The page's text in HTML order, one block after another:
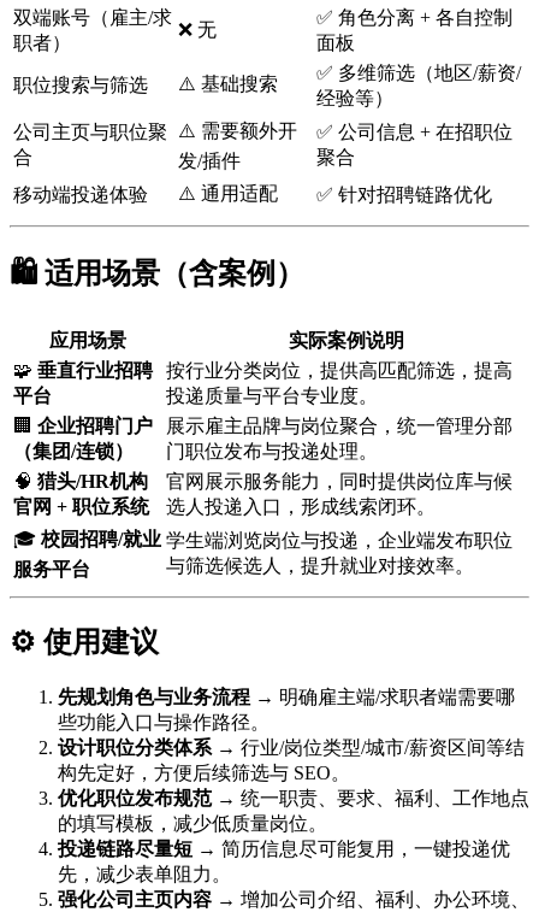
双端账号（雇主/求
职者）
❌ 无
✅ 角色分离 + 各自控制
面板
职位搜索与筛选 ⚠️ 基础搜索
✅ 多维筛选（地区/薪资/
经验等）
公司主页与职位聚
合
⚠️ 需要额外开
发/插件
✅ 公司信息 + 在招职位
聚合
移动端投递体验
⚠️ 通用适配 ✅ 针对招聘链路优化
🛍️ 适用场景（含案例）
应用场景
实际案例说明
🧩 垂直行业招聘
平台
按行业分类岗位，提供高匹配筛选，提高
投递质量与平台专业度。
🏢 企业招聘门户
（集团/连锁）
展示雇主品牌与岗位聚合，统一管理分部
门职位发布与投递处理。
🧠 猎头/HR机构
官网 + 职位系统
官网展示服务能力，同时提供岗位库与候
选人投递入口，形成线索闭环。
🎓 校园招聘/就业
服务平台
学生端浏览岗位与投递，企业端发布职位
与筛选候选人，提升就业对接效率。
⚙️ 使用建议
先规划角色与业务流程 → 明确雇主端/求职者端需要哪
些功能入口与操作路径。
设计职位分类体系 → 行业/岗位类型/城市/薪资区间等结
构先定好，方便后续筛选与 SEO。
优化职位发布规范→ 统一职责、要求、福利、工作地点
的填写模板，减少低质量岗位。
投递链路尽量短 → 简历信息尽可能复用，一键投递优
先，减少表单阻力。
强化公司主页内容 → 增加公司介绍、福利、办公环境、